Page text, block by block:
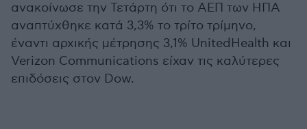
ανακοίνωσε την Τετάρτη ότι το ΑΕΠ των ΗΠΑ
αναπτύχθηκε κατά 3,3% το τρίτο τρίμηνο,
έναντι αρχικής μέτρησης 3,1% UnitedHealth και
Verizon Communications είχαν τις καλύτερες
επιδόσεις στον Dow.